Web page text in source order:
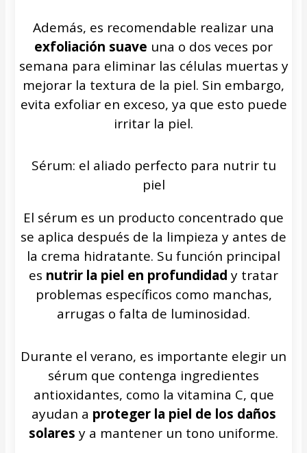
Además, es recomendable realizar una
exfoliación suave una o dos veces por
semana para eliminar las células muertas y
mejorar la textura de la piel. Sin embargo,
evita exfoliar en exceso, ya que esto puede
irritar la piel.
Sérum: el aliado perfecto para nutrir tu
piel
El sérum es un producto concentrado que
se aplica después de la limpieza y antes de
la crema hidratante. Su función principal
es nutrir la piel en profundidad y tratar
problemas específicos como manchas,
arrugas o falta de luminosidad.
Durante el verano, es importante elegir un
sérum que contenga ingredientes
antioxidantes, como la vitamina C, que
ayudan a proteger la piel de los daños
solares y a mantener un tono uniforme.